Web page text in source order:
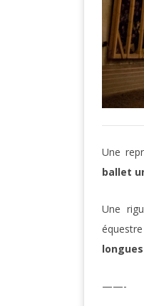
Une
ballet
Une
——-